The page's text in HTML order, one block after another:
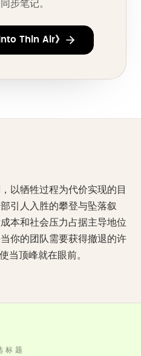
步笔记。
Thin Air》
以牺牲过程为代价实现的目
引人入胜的攀登与坠落叙
本和社会压力占据主导地位
你的团队需要获得撤退的许
当顶峰就在眼前。
标题